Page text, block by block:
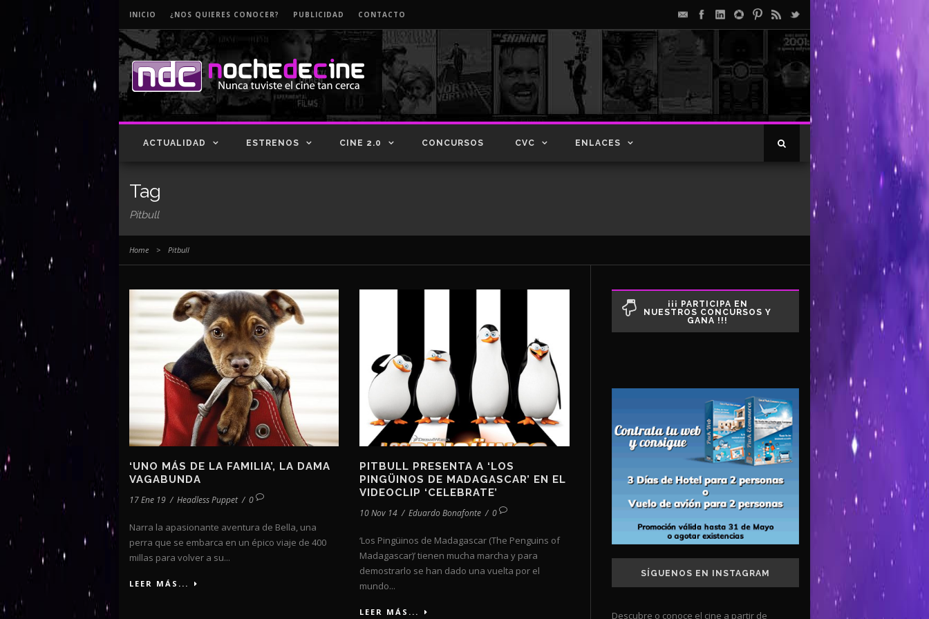
INICIO ¿NOS QUIERES CONOCER? PUBLICIDAD CONTACTO
ACTUALIDAD ESTRENOS CINE 2.0 CONCURSOS CVC ENLACES
Tag
Pitbull
Home > Pitbull
‘UNO MÁS DE LA FAMILIA’, LA DAMA
VAGABUNDA
17 Ene 19 / Headless Puppet / 0
Narra la apasionante aventura de Bella, una
perra que se embarca en un épico viaje de 400
millas para volver a su...
LEER MÁS...
PITBULL PRESENTA A ‘LOS
PINGÜINOS DE MADAGASCAR’ EN EL
VIDEOCLIP ‘CELEBRATE’
10 Nov 14 / Eduardo Bonafonte / 0
‘Los Pingüinos de Madagascar (The Penguins of
Madagascar)’ tienen mucha marcha y para
demostrarlo se han dado una vuelta por el
mundo...
LEER MÁS...
¡¡¡ PARTICIPA EN
NUESTROS CONCURSOS Y
GANA !!!
SÍGUENOS EN INSTAGRAM
Descubre o conoce el cine a partir de